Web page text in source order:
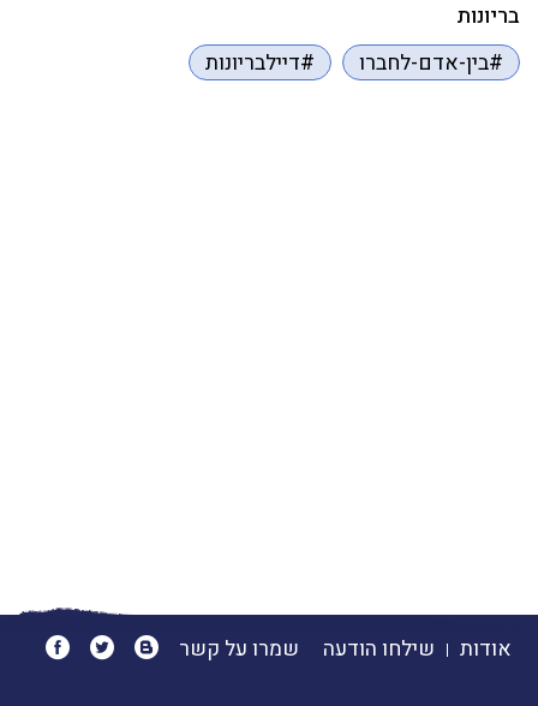
בריונות
#בין-אדם-לחברו
#דיילבריונות
אודות שילחו הודעה שמרו על קשר